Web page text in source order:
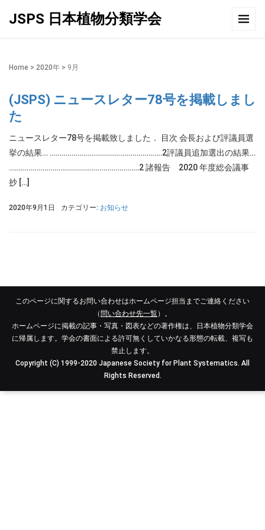
JSPS 日本植物分類学会
Home > 2020年 > 9月
(JSPS) ニュースレター78号を掲載しまし
た
ニュースレター78号を掲載致しました． 目次 会長および評議員選
挙の結果… …………………………………………………2評議員追加選出の結果…
…………………………………………………………2 諸報告 2020 年度総会議事
抄 […]
2020年9月1日 カテゴリー: お知らせ
このページに関するお問い合わせはホームページ担当までご連絡ください
（ 問い合わせ先一覧）。
ホームページに掲載の記事・写真・図表などの著作権は、日本植物分類学会
に帰属します。学会の書面による許可無くしていかなる形態の転載、複写も
禁止します。
Copyright (C) 1999-2020 Japanese Society for Plant Systematics. All
Rights Reserved.